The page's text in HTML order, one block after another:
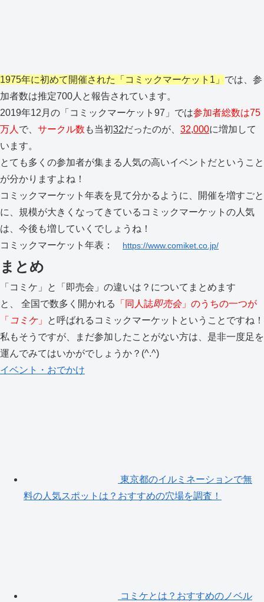
1975年に初めて開催された「コミックマーケット1」 では、参
加者数は推定700人と報告されています。
2019年12月の「コミックマーケット97」では参加者総数は75
万人 で、 サークル数 も当初32だったのが、 32,000に増加して
います。
とても多くの参加者が集まる人気の高いイベントだということ
が分かりますよね！
コミックマーケット年表を見て分かるように、開催を増すごと
に、規模が大きくなってきているコミックマーケットの人気
は、今後も増していくでしょうね！
コミックマーケット年表： https://www.comiket.co.jp/
まとめ
「コミケ」と「即売会」の違いは？についてまとめます
と、 全国で数多く開かれる
「同人誌即売会」のうちの一つが
「 コミケ」
と呼ばれるコミックマーケットということですね！
私もそうですが、まだ参加したことがない方は、是非一度足を
運んでみてはいかがでしょうか？(^.^)
イベント・おでかけ
東京都のイルミネーションで無
料の人気スポットは？おすすめの穴場を調査！
コミケとは？おすすめのノベル